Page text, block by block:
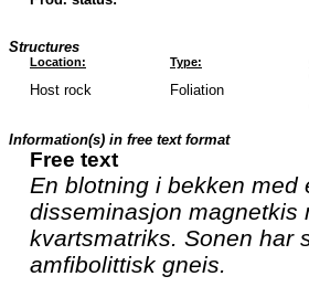
Structures
Location: Type:
Host rock Foliation
Information(s) in free text format
Free text
En blotning i bekken
disseminasjon magnetkis
kvartsmatriks. Sonen har
amfibolittisk gneis.